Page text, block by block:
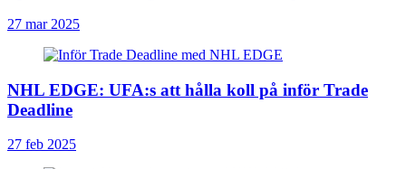
27 mar 2025
NHL EDGE: UFA:s att hålla koll på inför Trade
Deadline
27 feb 2025